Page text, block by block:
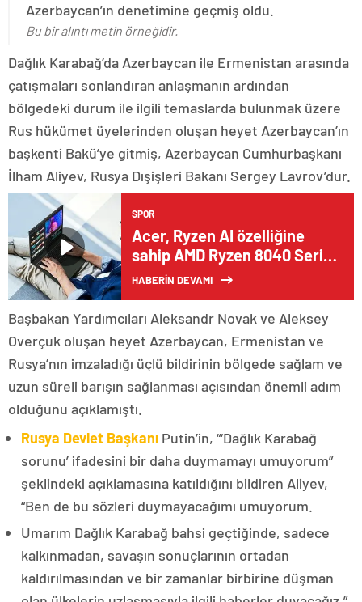
Azerbaycan’ın denetimine geçmiş oldu.
Bu bir alıntı metin örneğidir.
Dağlık Karabağ’da Azerbaycan ile Ermenistan arasında
çatışmaları sonlandıran anlaşmanın ardından
bölgedeki durum ile ilgili temaslarda bulunmak üzere
Rus hükümet üyelerinden oluşan heyet Azerbaycan’ın
başkenti Bakü’ye gitmiş, Azerbaycan Cumhurbaşkanı
İlham Aliyev, Rusya Dışişleri Bakanı Sergey Lavrov’dur.
SPOR
Acer, Ryzen AI özelliğine
sahip AMD Ryzen 8040 Serisi
İşlemcilerle Donatılan Yeni
Bilgisayarlarını Satışa Sundu
HABERİN DEVAMI
Başbakan Yardımcıları Aleksandr Novak ve Aleksey
Overçuk oluşan heyet Azerbaycan, Ermenistan ve
Rusya’nın imzaladığı üçlü bildirinin bölgede sağlam ve
uzun süreli barışın sağlanması açısından önemli adım
olduğunu açıklamıştı.
Rusya Devlet Başkanı Putin’in, “‘Dağlık Karabağ
sorunu’ ifadesini bir daha duymamayı umuyorum”
şeklindeki açıklamasına katıldığını bildiren Aliyev,
“Ben de bu sözleri duymayacağımı umuyorum.
Umarım Dağlık Karabağ bahsi geçtiğinde, sadece
kalkınmadan, savaşın sonuçlarının ortadan
kaldırılmasından ve bir zamanlar birbirine düşman